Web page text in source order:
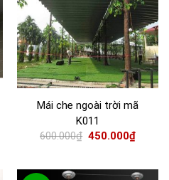
Mái che ngoài trời mã
K011
600.000₫ 450.000₫